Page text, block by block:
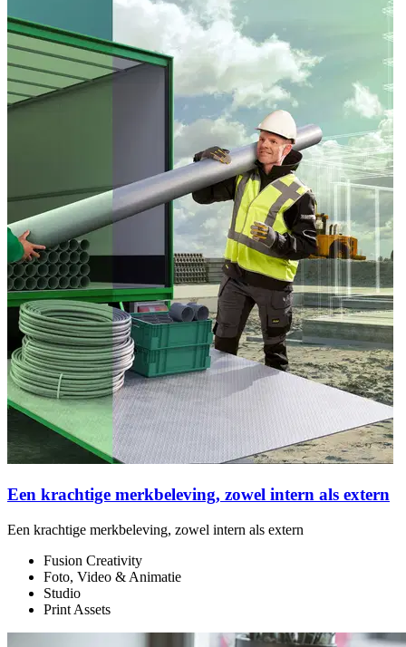
Een krachtige merkbeleving, zowel intern als extern
Een krachtige merkbeleving, zowel intern als extern
Fusion Creativity
Foto, Video & Animatie
Studio
Print Assets